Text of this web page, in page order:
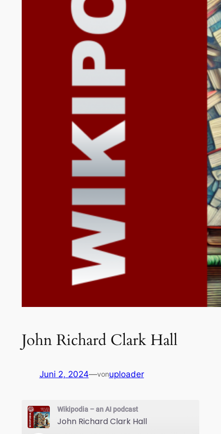
John Richard Clark Hall
Juni 2, 2024—vonuploader
Wikipodia – an AI podcast
John Richard Clark Hall